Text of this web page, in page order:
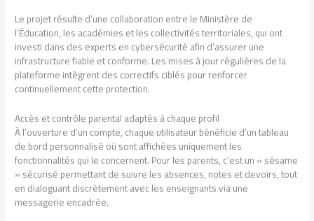
Le projet résulte d’une collaboration entre le Ministère de
l’Éducation, les académies et les collectivités territoriales, qui ont
investi dans des experts en cybersécurité afin d’assurer une
infrastructure fiable et conforme. Les mises à jour régulières de la
plateforme intègrent des correctifs ciblés pour renforcer
continuellement cette protection.
Accès et contrôle parental adaptés à chaque profil
À l’ouverture d’un compte, chaque utilisateur bénéficie d’un tableau
de bord personnalisé où sont affichées uniquement les
fonctionnalités qui le concernent. Pour les parents, c’est un « sésame
» sécurisé permettant de suivre les absences, notes et devoirs, tout
en dialoguant discrètement avec les enseignants via une
messagerie encadrée.